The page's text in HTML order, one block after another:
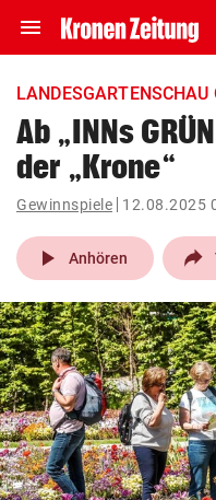
menu Navigation
ein-/ausklappen
account_circle Anmelden
pin_drop
Wien
bookmark
search
Suchbegriff
eingeben
LANDESGARTENSCHAU
Ab „INNs
der „Krone“
Gewinnspiele 12.08.2025
play_arrow Anhören